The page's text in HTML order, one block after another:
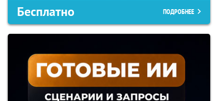
Бесплатно ПОДРОБНЕЕ